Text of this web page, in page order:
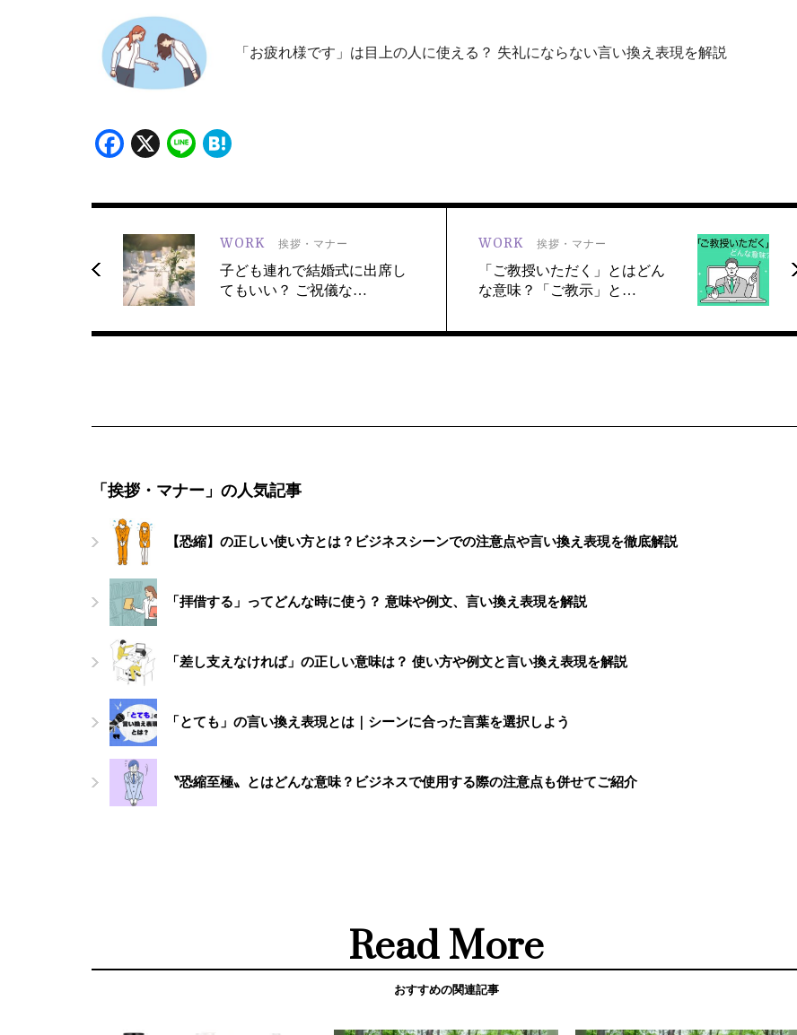
「お疲れ様です」は目上の人に使える？ 失礼にならない言い換え表現を解説
Facebook
X Line
WORK 挨拶・マナー
子ども連れで結婚式に出席し
てもいい？ ご祝儀な…
WORK 挨拶・マナー
「ご教授いただく」とはどん
な意味？「ご教示」と…
「挨拶・マナー」の人気記事
【恐縮】の正しい使い方とは？ビジネスシーンでの注意点や言い換え表現を徹底解説
「拝借する」ってどんな時に使う？ 意味や例文、言い換え表現を解説
「差し支えなければ」の正しい意味は？ 使い方や例文と言い換え表現を解説
「とても」の言い換え表現とは｜シーンに合った言葉を選択しよう
〝恐縮至極〟とはどんな意味？ビジネスで使用する際の注意点も併せてご紹介
Read More
おすすめの関連記事